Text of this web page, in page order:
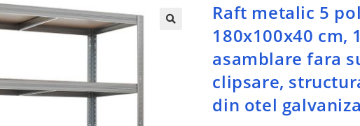
Raft metalic 5
180x100x40 cm,
asamblare fara
clipsare,
din otel